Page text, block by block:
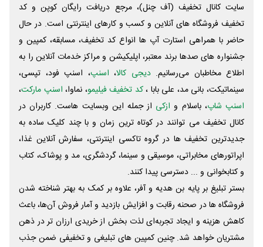
سایت کانال تخفیف (آف چنل)، مرجع دریافت رایگان کوپن و کد
تخفیف فروشگاه های آنلاین و کسب و‌ کارهای اینترنتی است. در حال
حاضر با همراهی استارت آپ ها انواع کد تخفیف، مسابقه، کمپین و
جشنواره های صدها برند معتبر، اپلیکیشن و مراکز خدمات آنلاین را به
اطلاع مخاطبان می‌رسانیم. دیجی کالا، اسنپ، اسنپ فود، تپسی،
سینماتیکت، بانی مد، علی‌ بابا ،کد تخفیف فیلیمو، نماوا، اسنپ مارکت،
اسنپ شاپ، باسلام و ازکی از جمله این وبسایت ‌هاست. کاربران در
کانال تخفیف می توانند در کوتاه ترین زمان و با چند کلیک ساده به
جدیدترین تخفیف ها در گروه تاکسی اینترنتی، سفارش آنلاین غذا،
اپراتورهای مخابراتی، موسیقی و سینما، گردشگری، مد و پوشاک، کتاب
و کتابخوانی و ... دسترسی پیدا کنند.
بستر تبلیغ بر پایه بن هدیه و آفر، علاوه بر کمک به بهتر شناخته شدن
فروشگاه ها در صحنه رقابت و افزایش بازدید و آمار فروش آن‌ها، باعث
کاهش هزینه و ایجاد تجربه‌ای لذت بخش از خریدی ارزان تر در ذهن
مشتریان خواهد شد. چنین کمپین های تبلیغی و تخفیفی ضمن جذب